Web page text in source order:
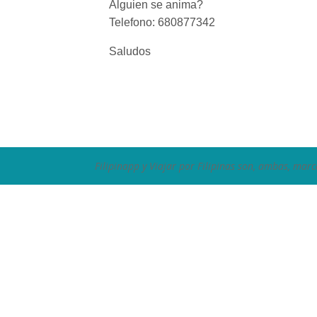
Alguien se anima?
Telefono: 680877342
Saludos
Filipinapp y Viajar por Filipinas son, ambas,